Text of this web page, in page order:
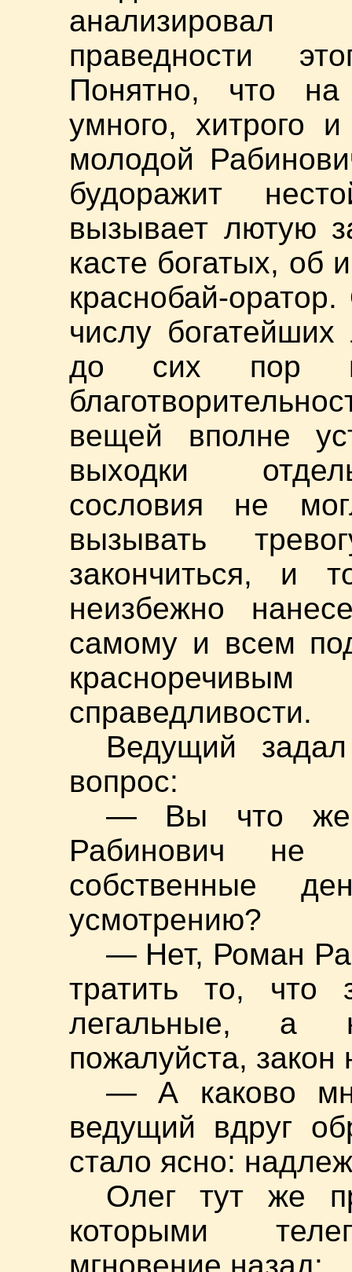
праведности
Понятно, что
умного, хитрого
молодой
будоражит
вызывает лютую
касте богатых, об
краснобай-
числу
до сих пор
вещей вполне
выходки
сословия не
вызывать
закончиться, и
неизбежно
самому и всем
справедливости.
Ведущий
вопрос:
— Вы что же,
Рабинович не
собственные
усмотрению?
— Нет, Роман
тратить то, что
легальные, а
пожалуйста, закон
— А каково
ведущий вдруг
стало ясно:
Олег тут же
которыми